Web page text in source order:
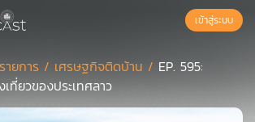
เข้าสู่ระบบ
รายการ / เศรษฐกิจติดบ้าน / EP. 595:
ที่ยวของประเทศลาว